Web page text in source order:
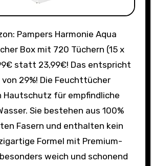
Box mit 720 Tüchern (15 x
statt 23,99€! Das entspricht
29%! Die Feuchttücher
für empfindliche
Sie bestehen aus 100%
Fasern und enthalten kein
Formel mit Premium-
weich und schonend